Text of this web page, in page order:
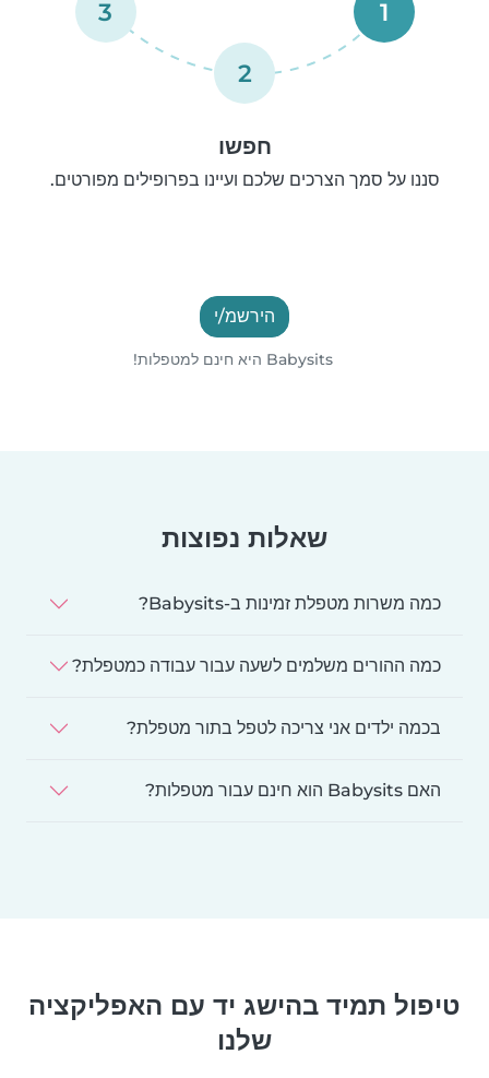
1
2
3
חפשו
סננו על סמך הצרכים שלכם ועיינו בפרופילים מפורטים.
הירשמ/י
Babysits היא חינם למטפלות!
שאלות נפוצות
כמה משרות מטפלת זמינות ב-Babysits?
כמה ההורים משלמים לשעה עבור עבודה כמטפלת?
בכמה ילדים אני צריכה לטפל בתור מטפלת?
האם Babysits הוא חינם עבור מטפלות?
טיפול תמיד בהישג יד עם האפליקציה
שלנו